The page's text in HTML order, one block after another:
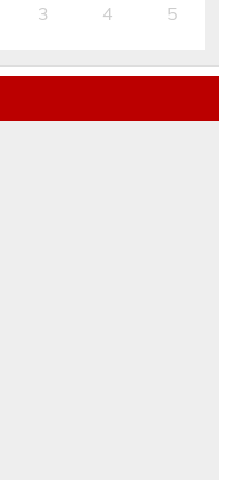
3 4 5